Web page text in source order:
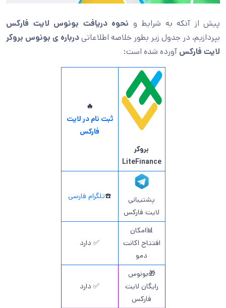
پیش از آنکه به شرایط و نحوه دریافت بونوس لایت فارکس
بپردازیم، در جدول زیر بطور خلاصه اطلاعاتیدرباره ی بونوس بروکر
لایت فارکس آورده شده است:
بروکر
LiteFinance
🔥
ثبت نام در لایت
فارکس
پشتیبانی
لایت فارکس
☎️تلگرام فارسی
📊امکان
افتتاح اکانت
دمو
✅ دارد
🎁بونوس
رایگان لایت
فارکس
✅ دارد